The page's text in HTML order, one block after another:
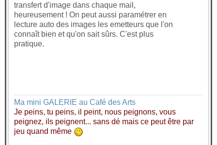
transfert d'image dans chaque mail,
heureusement ! On peut aussi paramétrer en
lecture auto des images les emetteurs que l'on
connaît bien et qu'on sait sûrs. C'est plus
pratique.
Ma mini GALERIE au Café des Arts
Je peins, tu peins, il peint, nous peignons, vous
peignez, ils peignent... sans dé mais ce peut être par
jeu quand même